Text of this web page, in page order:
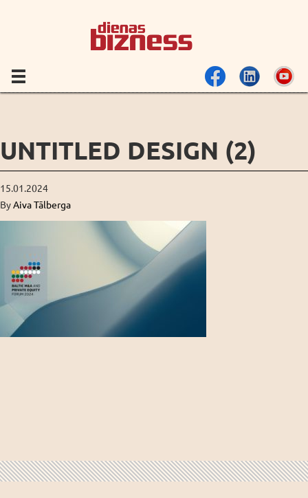
UNTITLED DESIGN (2)
15.01.2024
ByAiva Tālberga